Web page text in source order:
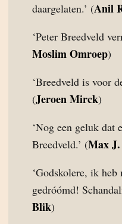
daargelaten.’ (Anil
‘Peter Breedveld
Moslim Omroep)
‘Breedveld is voor
(Jeroen Mirck)
‘Nog een geluk dat
Breedveld.’ (Max
‘Godskolere, ik
gedróómd!
Blik)